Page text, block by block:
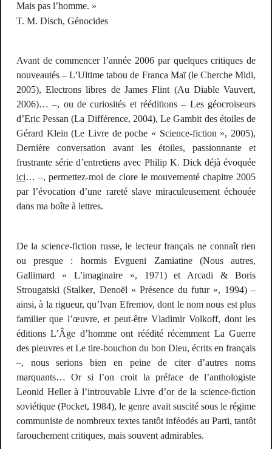
Mais pas l’homme. »
T. M. Disch, Génocides
Avant de commencer l’année 2006 par quelques critiques de
nouveautés –L’Ultime tabou de Franca Maï (le Cherche Midi,
2005),Electrons libres de James Flint (Au Diable Vauvert,
2006)… –, ou de curiosités et rééditions – Les géocroiseurs
d’Eric Pessan (La Différence, 2004),Le Gambit des étoilesde
Gérard Klein (Le Livre de poche « Science-fiction », 2005),
Dernière conversation avant les étoiles, passionnante et
frustrante série d’entretiens avec Philip K. Dick déjà évoquée
ici… –, permettez-moi de clore le mouvementé chapitre 2005
par l’évocation d’une rareté slave miraculeusement échouée
dans ma boîte à lettres.
De la science-fiction russe, le lecteur français ne connaît rien
ou presque : hormis Evgueni Zamiatine (Nous autres,
Gallimard « L’imaginaire », 1971) et Arcadi & Boris
Strougatski (Stalker, Denoël « Présence du futur », 1994) –
ainsi, à la rigueur, qu’Ivan Efremov, dont le nom nous est plus
familier que l’œuvre, et peut-être Vladimir Volkoff, dont les
éditions L’Âge d’homme ont réédité récemment La Guerre
des pieuvreset Le tire-bouchon du bon Dieu, écrits en français
–, nous serions bien en peine de citer d’autres noms
marquants… Or si l’on croit la préface de l’anthologiste
Leonid Heller à l’introuvable Livre d’or de la science-fiction
soviétique(Pocket, 1984), le genre avait suscité sous le régime
communiste de nombreux textes tantôt inféodés au Parti, tantôt
farouchement critiques, mais souvent admirables.